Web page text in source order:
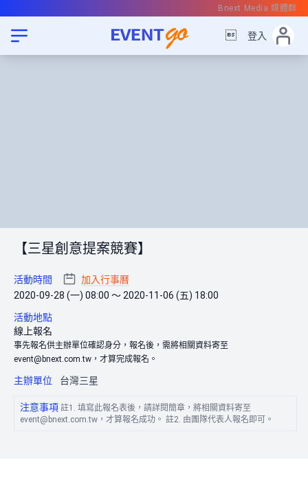
Bnext Media 媒體群
 登入
【三星創意提案競賽】
活動時間
加入行事曆
2020-09-28 (一) 08:00 ～ 2020-11-06 (五) 18:00
活動地點
線上報名
事先報名供主辦單位確認身分，報名後，需將相關資料寄至
event@bnext.com.tw，才算完成報名。
主辦單位 台灣三星
注意事項 註1. 填寫此報名表後，請詳閱簡章，將相關資料寄至
event@bnext.com.tw，才算報名成功。 註2. 由團隊代表人報名即可。